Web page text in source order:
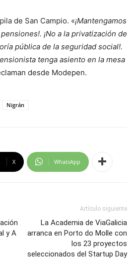
de San Campio. «¡Mantengamos
¡No a la privatización de
pública de la seguridad social!.
tenga asiento en la mesa
desde Modepen.
Nigrán
X WhatsApp
y A
Artículo siguiente
La Academia de ViaGalicia
arranca en Porto do Molle con
los 23 proyectos
seleccionados del Startup Day